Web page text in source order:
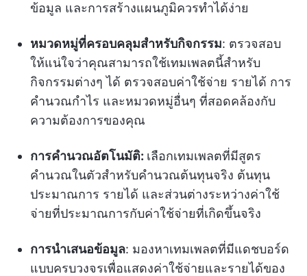
ข้อมูล และการสร้างแผนภูมิควรทำได้ง่าย
หมวดหมู่ที่ครอบคลุมสำหรับกิจกรรม: ตรวจสอบ
ให้แน่ใจว่าคุณสามารถใช้เทมเพลตนี้สำหรับ
กิจกรรมต่างๆ ได้ ตรวจสอบค่าใช้จ่าย รายได้ การ
คำนวณกำไร และหมวดหมู่อื่นๆ ที่สอดคล้องกับ
ความต้องการของคุณ
การคำนวณอัตโนมัติ: เลือกเทมเพลตที่มีสูตร
คำนวณในตัวสำหรับคำนวณต้นทุนจริง ต้นทุน
ประมาณการ รายได้ และส่วนต่างระหว่างค่าใช้
จ่ายที่ประมาณการกับค่าใช้จ่ายที่เกิดขึ้นจริง
การนำเสนอข้อมูล: มองหาเทมเพลตที่มีแดชบอร์ด
แบบครบวงจรเพื่อแสดงค่าใช้จ่ายและรายได้ของ